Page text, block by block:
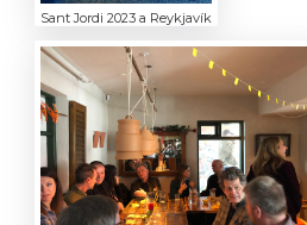
Sant Jordi 2023 a Reykjavík